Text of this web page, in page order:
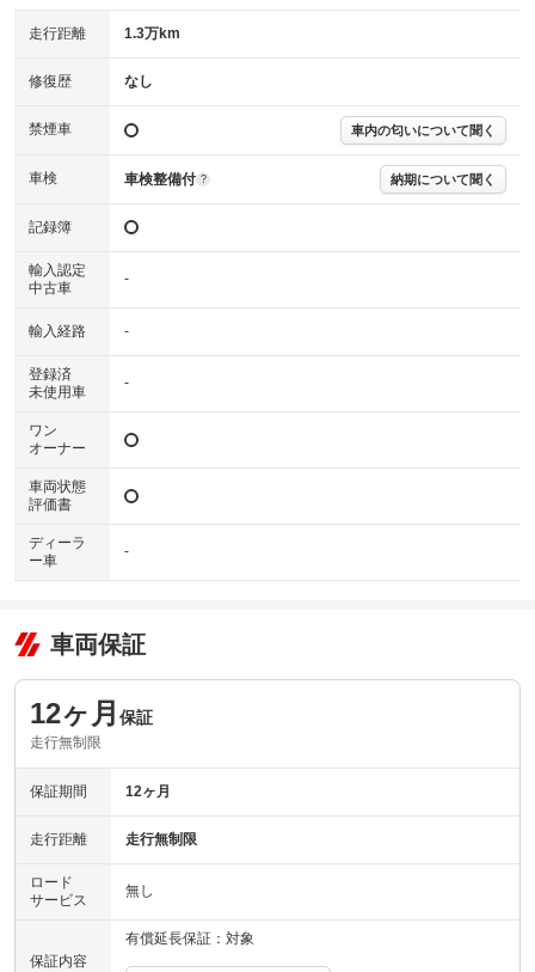
※グー故障診断は保証サービスではございません。購入時は必ず現車をご
※実際にお渡しする故障診断書につきましては、形式および表示項目が異
※グー故障診断書はあくまでも実施時点での診断結果となります。将来に
わたり車両状態を担保するものではありませんので、車両情報等の詳細は
走行距離 1.3万km
修復歴 なし
禁煙車 車内の匂いについて聞く
車検 車検整備付 ? 納期について聞く
記録簿
輸入認定
中古車
-
輸入経路 -
登録済
未使用車
-
ワン
オーナー
車両状態
評価書
ディーラ
ー車
-
車両保証
12ヶ月 保証
走行無制限
保証期間 12ヶ月
走行距離 走行無制限
ロード
サービス
無し
保証内容
有償延長保証：対象